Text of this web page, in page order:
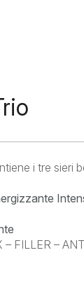
i tre sieri
FILLER –